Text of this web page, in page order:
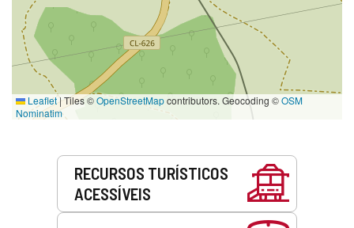
Leaflet|Tiles ©OpenStreetMapcontributors. Geocoding ©OSM
Nominatim
RECURSOS TURÍSTICOS
ACESSÍVEIS